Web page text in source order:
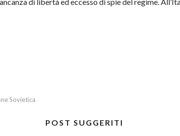
Sovietica
POST SUGGERITI